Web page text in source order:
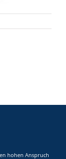
hohen Anspruch